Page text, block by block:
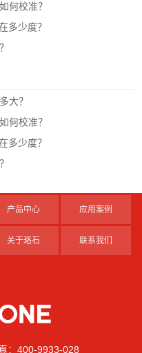
何校准？
多少度？
大？
何校准？
多少度？
产品中心 应用案例
关于珞石 联系我们
：400-9933-028